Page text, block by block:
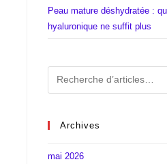
Peau mature déshydratée :
hyaluronique ne suffit plus
Archives
mai 2026